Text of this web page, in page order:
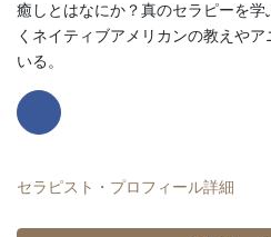
癒しとはなにか？真のセラピーを
くネイティブアメリカンの教えや
いる。
セラピスト・プロフィール詳細